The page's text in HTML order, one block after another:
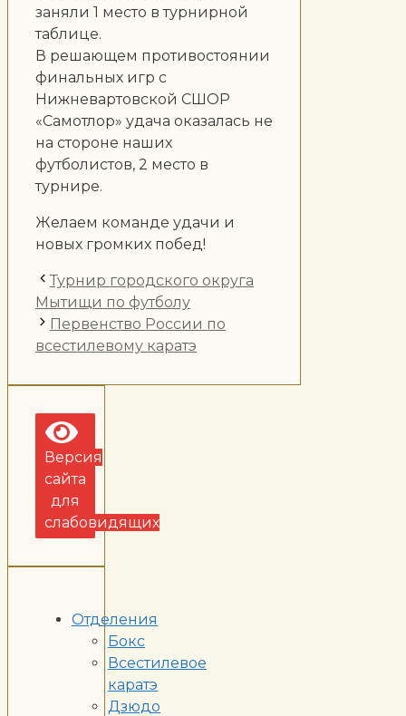
заняли 1 место в турнирной
таблице.
В решающем противостоянии
финальных игр с
Нижневартовской СШОР
«Самотлор» удача оказалась не
на стороне наших
футболистов, 2 место в
турнире.
Желаем команде удачи и
новых громких побед!
Турнир городского округа
Мытищи по футболу
Первенство России по
всестилевому каратэ
Версия
сайта
для
слабовидящих
Отделения
Бокс
Всестилевое
каратэ
Дзюдо